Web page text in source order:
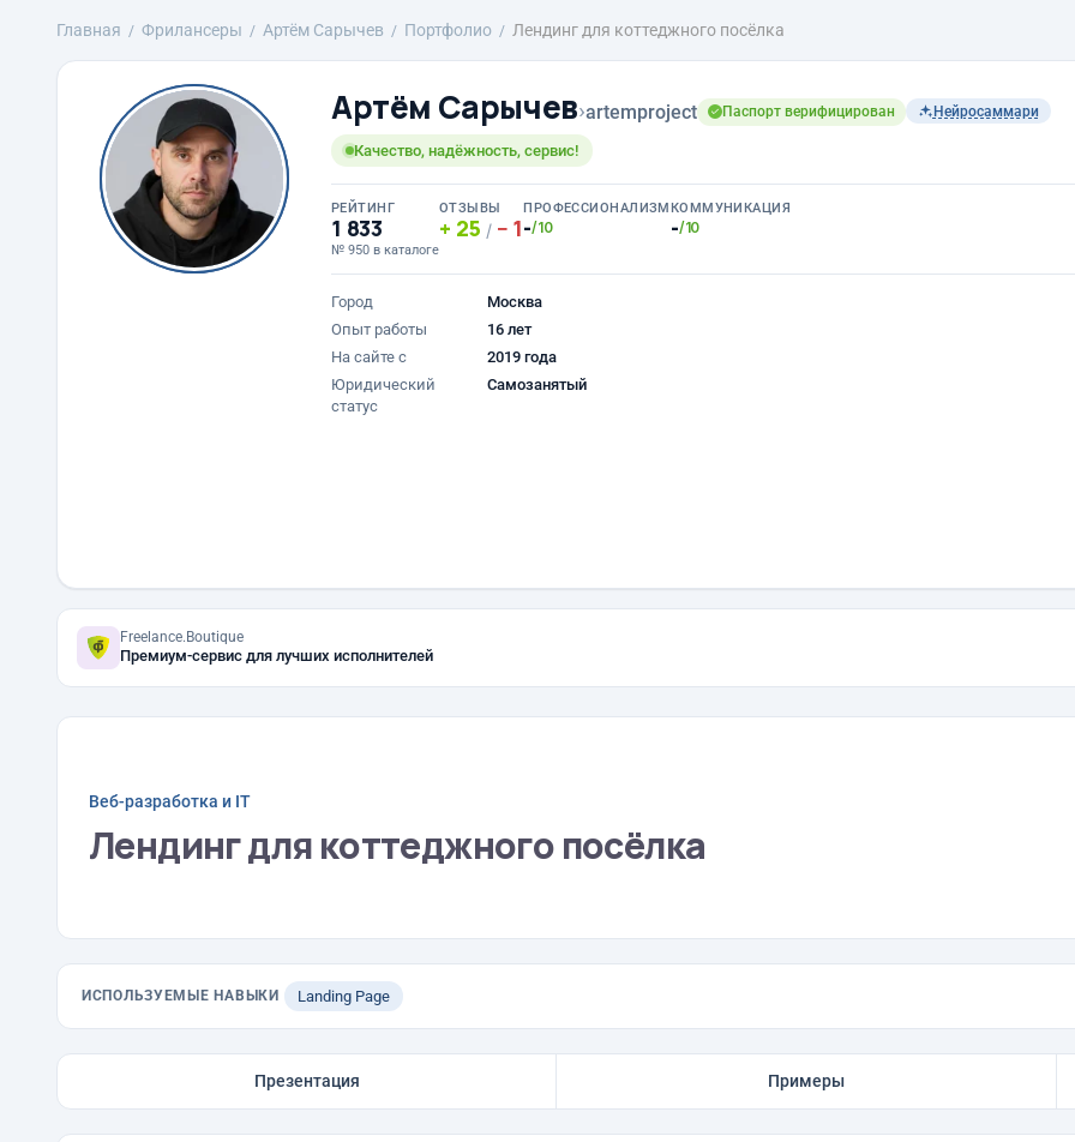
Главная Фрилансеры Артём Сарычев Портфолио Лендинг для коттеджного посёлка
Артём Сарычев›artemproject Паспорт верифицирован Нейросаммари
Качество, надёжность, сервис!
РЕЙТИНГ
1 833
№ 950 в каталоге
ОТЗЫВЫ
25 / 1
ПРОФЕССИОНАЛИЗМ
-/10
КОММУНИКАЦИЯ
-/10
Город
Москва
Опыт работы
16 лет
На сайте с
2019 года
Юридический
статус
Самозанятый
Freelance.Boutique
Премиум-сервис для лучших исполнителей
Веб-разработка и IT
Лендинг для коттеджного посёлка
ИСПОЛЬЗУЕМЫЕ НАВЫКИ Landing Page
Презентация Примеры